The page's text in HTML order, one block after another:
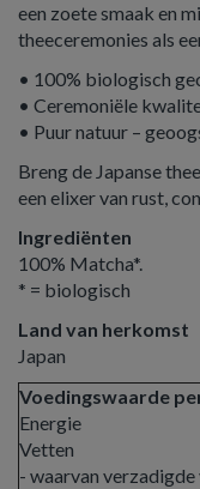
een zoete smaak en
theeceremonies als
• 100% biologisch
• Ceremoniële
• Puur natuur –
Breng de Japanse
een elixer van rust,
Ingrediënten
100% Matcha*.
* = biologisch
Land van herkomst
Japan
Voedingswaarde
Energie
Vetten
- waarvan verzadigde